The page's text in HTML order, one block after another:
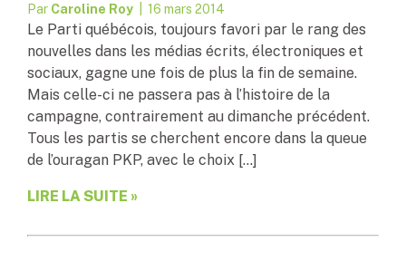
Par Caroline Roy | 16 mars 2014
Le Parti québécois, toujours favori par le rang des
nouvelles dans les médias écrits, électroniques et
sociaux, gagne une fois de plus la fin de semaine.
Mais celle-ci ne passera pas à l’histoire de la
campagne, contrairement au dimanche précédent.
Tous les partis se cherchent encore dans la queue
de l’ouragan PKP, avec le choix […]
LIRE LA SUITE »